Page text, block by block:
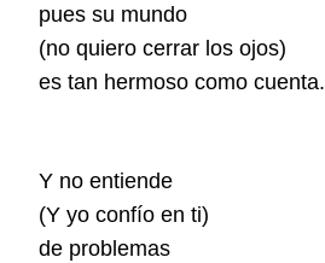
pues su mundo
(no quiero cerrar los ojos)
es tan hermoso como cuenta.
Y no entiende
(Y yo confío en ti)
de problemas